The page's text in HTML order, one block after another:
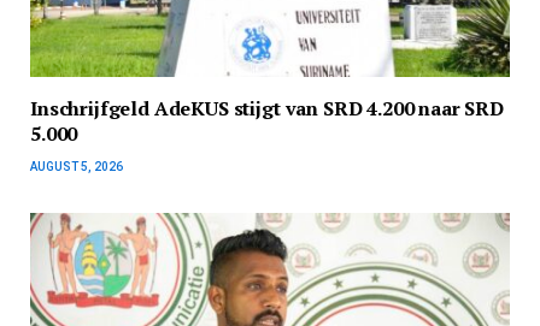
Inschrijfgeld AdeKUS stijgt van SRD 4.200 naar SRD
5.000
AUGUST 5, 2026